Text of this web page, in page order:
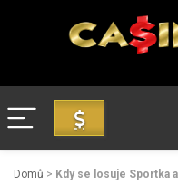
Domů > Kdy se losuje Sportka